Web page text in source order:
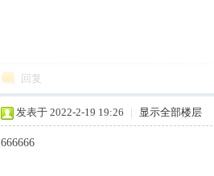
回复
发表于 2022-2-19 19:26 | 显示全部楼层
666666